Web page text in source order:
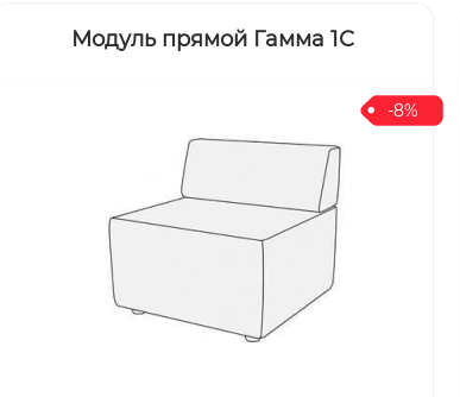
Модуль прямой Гамма 1С
-8%